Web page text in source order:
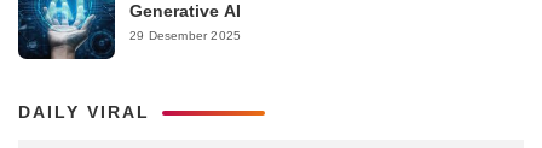
Generative AI
29 Desember 2025
DAILY VIRAL